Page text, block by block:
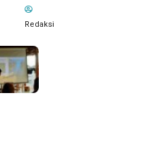
Redaksi